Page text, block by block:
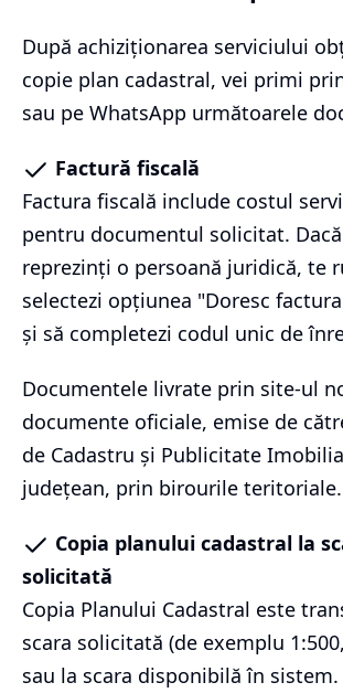
După achiziționarea serviciului
copie plan cadastral, vei primi
sau pe WhatsApp următoarele
Factură fiscală
Factura fiscală include costul
pentru documentul solicitat. Dacă
reprezinți o persoană juridică, te
selectezi opțiunea "Doresc
și să completezi codul unic de
Documentele livrate prin site-ul
documente oficiale, emise de
de Cadastru și Publicitate
județean, prin birourile teritoriale.
Copia planului cadastral la
solicitată
Copia Planului Cadastral este
scara solicitată (de exemplu
sau la scara disponibilă în sistem.